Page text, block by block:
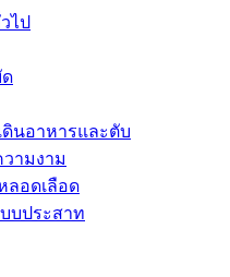
ไป
นอาหารและตับ
ามงาม
ลอดเลือด
บประสาท